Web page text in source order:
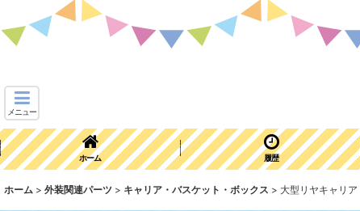
メニュー
ホーム 履歴
ホーム > 外装関連パーツ > キャリア・バスケット・ボックス > 大型リヤキャリア